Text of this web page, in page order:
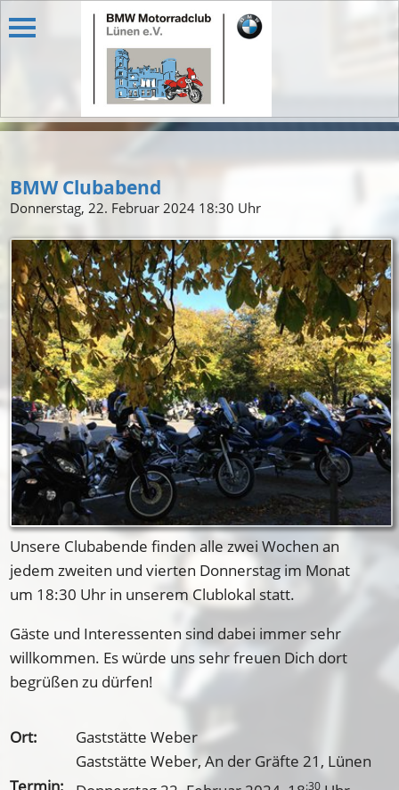
BMW Clubabend
Donnerstag, 22. Februar 2024 18:30 Uhr
Unsere Clubabende finden alle zwei Wochen an
jedem zweiten und vierten Donnerstag im Monat
um 18:30 Uhr in unserem Clublokal statt.
Gäste und Interessenten sind dabei immer sehr
willkommen. Es würde uns sehr freuen Dich dort
begrüßen zu dürfen!
Ort:
Gaststätte Weber
Gaststätte Weber, An der Gräfte 21, Lünen
Termin:
:30